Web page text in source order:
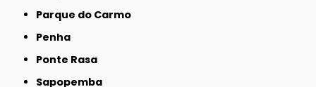
Parque do Carmo
Penha
Ponte Rasa
Sapopemba